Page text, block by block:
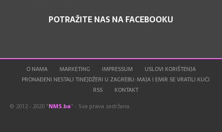
POTRAŽITE NAS NA FACEBOOKU
O NAMA MARKETING IMPRESSUM
USLOVI KORIŠTENJA
PRONAĐENI NESTALI TINEJDŽERI U ZAGREBU: MAJA I EMIR SE VRATILI KUĆI
RSS
KONTAKT
© 2012 - 2020 "NMS.ba" - Sva prava zadržana.